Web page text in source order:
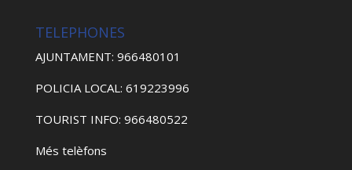
TELEPHONES
AJUNTAMENT: 966480101
POLICIA LOCAL: 619223996
TOURIST INFO: 966480522
Més telèfons